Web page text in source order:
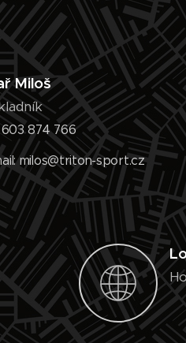
Miloš
874 766
milos@triton-sport.cz